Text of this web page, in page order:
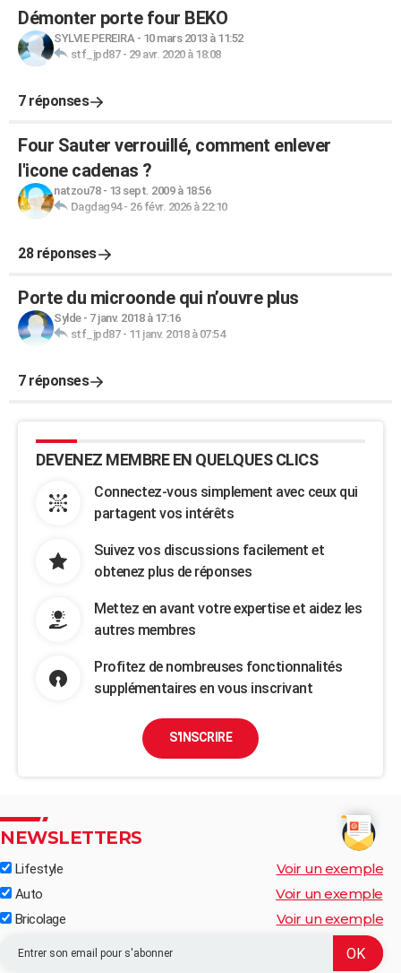
Démonter porte four BEKO
SYLVIE PEREIRA- 10 mars 2013 à 11:52
stf_jpd87- 29 avr. 2020 à 18:08
7 réponses
Four Sauter verrouillé, comment enlever
l'icone cadenas ?
natzou78- 13 sept. 2009 à 18:56
Dagdag94- 26 févr. 2026 à 22:10
28 réponses
Porte du microonde qui n’ouvre plus
Sylde- 7 janv. 2018 à 17:16
stf_jpd87- 11 janv. 2018 à 07:54
7 réponses
DEVENEZ MEMBRE EN QUELQUES CLICS
Connectez-vous simplement avec ceux qui
partagent vos intérêts
Suivez vos discussions facilement et
obtenez plus de réponses
Mettez en avant votre expertise et aidez les
autres membres
Profitez de nombreuses fonctionnalités
supplémentaires en vous inscrivant
S'INSCRIRE
NEWSLETTERS
Lifestyle Voir un exemple
Auto Voir un exemple
Bricolage Voir un exemple